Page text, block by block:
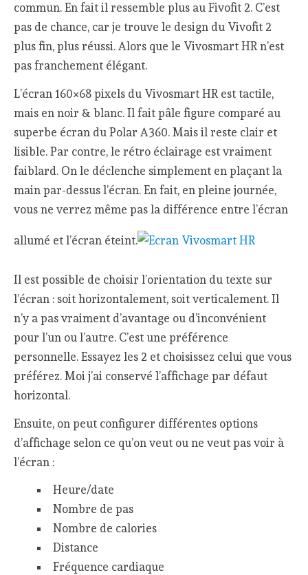
commun. En fait il ressemble plus au Fivofit 2. C’est
pas de chance, car je trouve le design du Vivofit 2
plus fin, plus réussi. Alors que le Vivosmart HR n’est
pas franchement élégant.
L’écran 160×68 pixels du Vivosmart HR est tactile,
mais en noir & blanc. Il fait pâle figure comparé au
superbe écran du Polar A360. Mais il reste clair et
lisible. Par contre, le rétro éclairage est vraiment
faiblard. On le déclenche simplement en plaçant la
main par-dessus l’écran. En fait, en pleine journée,
vous ne verrez même pas la différence entre l’écran
allumé et l’écran éteint.
Il est possible de choisir l’orientation du texte sur
l’écran : soit horizontalement, soit verticalement. Il
n’y a pas vraiment d’avantage ou d’inconvénient
pour l’un ou l’autre. C’est une préférence
personnelle. Essayez les 2 et choisissez celui que vous
préférez. Moi j’ai conservé l’affichage par défaut
horizontal.
Ensuite, on peut configurer différentes options
d’affichage selon ce qu’on veut ou ne veut pas voir à
l’écran :
Heure/date
Nombre de pas
Nombre de calories
Distance
Fréquence cardiaque